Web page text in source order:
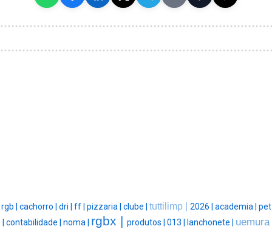
rgb | cachorro | dri | ff | pizzaria | clube | tuttilimp | 2026 | academia | pet
contabilidade | noma | rgbx | produtos | 013 | lanchonete | uemura